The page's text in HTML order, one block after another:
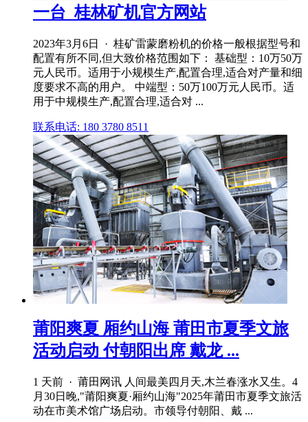
一台_桂林矿机官方网站
2023年3月6日 · 桂矿雷蒙磨粉机的价格一般根据型号和
配置有所不同,但大致价格范围如下： 基础型：10万50万
元人民币。适用于小规模生产,配置合理,适合对产量和细
度要求不高的用户。 中端型：50万100万元人民币。适
用于中规模生产,配置合理,适合对 ...
联系电话: 180 3780 8511
莆阳爽夏 厢约山海 莆田市夏季文旅
活动启动 付朝阳出席 戴龙 ...
1 天前 · 莆田网讯 人间最美四月天,木兰春涨水又生。4
月30日晚,"莆阳爽夏·厢约山海"2025年莆田市夏季文旅活
动在市美术馆广场启动。市领导付朝阳、戴 ...